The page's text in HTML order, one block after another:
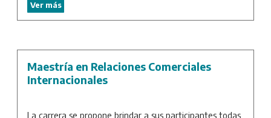
Ver más
Maestría en Relaciones Comerciales
Internacionales
La carrera se propone brindar a sus participantes todas